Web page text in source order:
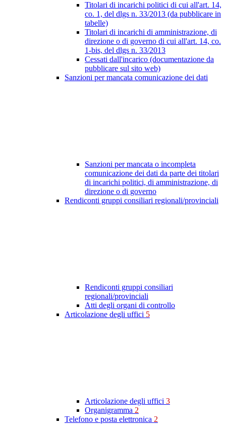
Titolari di incarichi politici di cui all'art. 14,
co. 1, del dlgs n. 33/2013 (da pubblicare in
tabelle)
Titolari di incarichi di amministrazione, di
direzione o di governo di cui all'art. 14, co.
1-bis, del dlgs n. 33/2013
Cessati dall'incarico (documentazione da
pubblicare sul sito web)
Sanzioni per mancata comunicazione dei dati
Sanzioni per mancata o incompleta
comunicazione dei dati da parte dei titolari
di incarichi politici, di amministrazione, di
direzione o di governo
Rendiconti gruppi consiliari regionali/provinciali
Rendiconti gruppi consiliari
regionali/provinciali
Atti degli organi di controllo
Articolazione degli uffici 5
Articolazione degli uffici 3
Organigramma 2
Telefono e posta elettronica 2